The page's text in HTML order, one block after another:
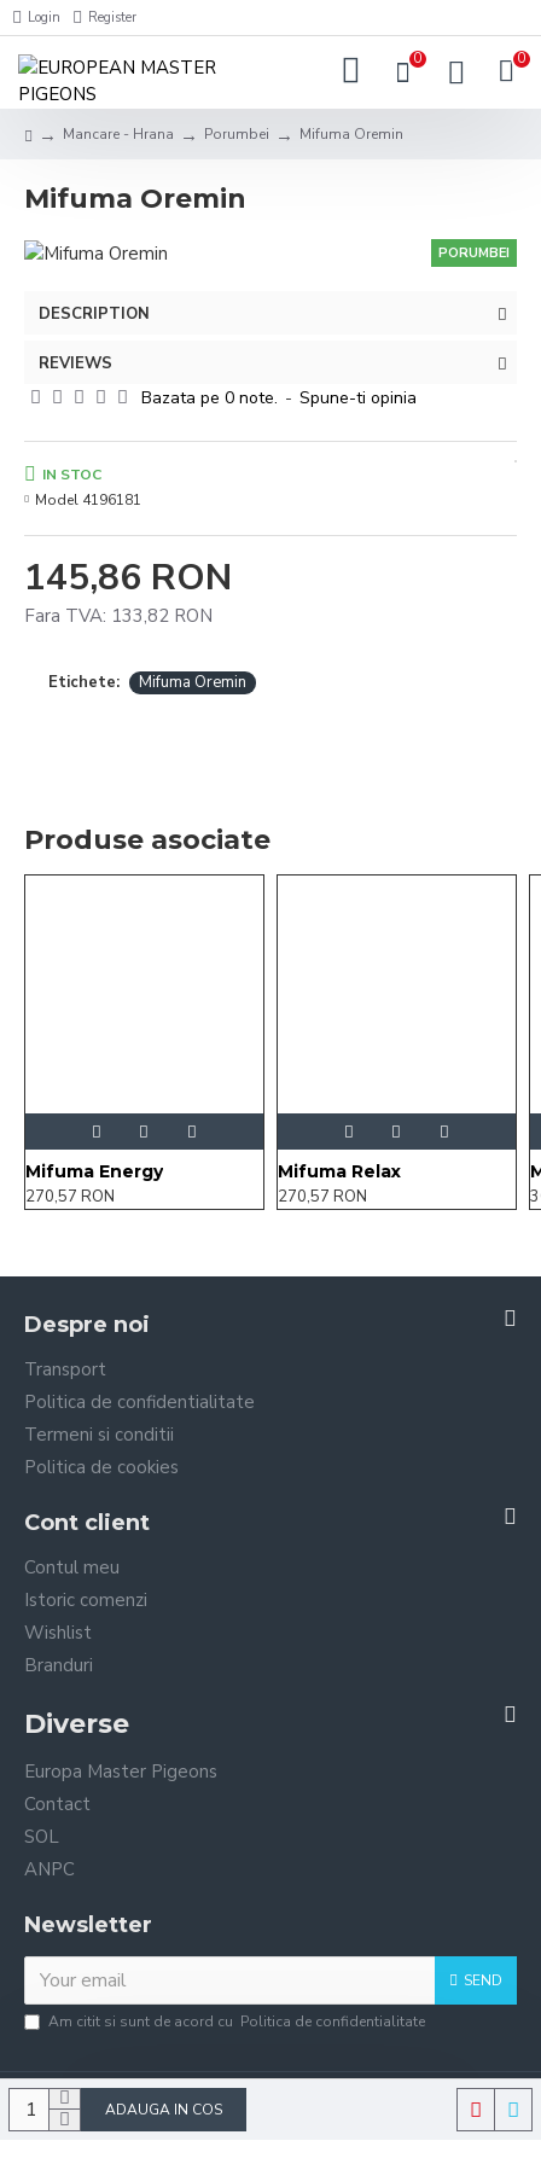
Login Register
0 0
Mancare - Hrana Porumbei Mifuma Oremin
Mifuma Oremin
PORUMBEI
DESCRIPTION
REVIEWS
Bazata pe 0 note. - Spune-ti opinia
145,86 RON
Fara TVA: 133,82 RON
IN STOC
Model 4196181
ADAUGA IN COS
Etichete: Mifuma Oremin
Produse asociate
Mifuma Energy
270,57 RON
Mifuma Relax
270,57 RON
Despre noi
Transport
Politica de confidentialitate
Termeni si conditii
Politica de cookies
Cont client
Contul meu
Istoric comenzi
Wishlist
Branduri
Diverse
Europa Master Pigeons
Contact
SOL
ANPC
Newsletter
SEND
Am citit si sunt de acord cu Politica de confidentialitate
Copyright © 2021, EuropaMasterPigeons | Toate drepturile rezervate